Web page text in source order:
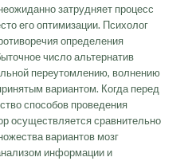
затрудняет процесс
его оптимизации. Психолог
определения
число альтернатив
переутомлению, волнению
вариантом. Когда перед
способов проведения
осуществляется сравнительно
вариантов мозг
информации и